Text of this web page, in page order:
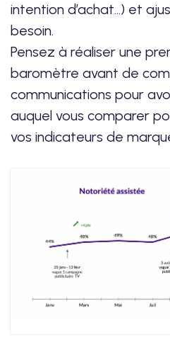
intention d’achat...) et
besoin.
Pensez à réaliser une
baromètre avant de
communications pour
auquel vous comparer
vos indicateurs de